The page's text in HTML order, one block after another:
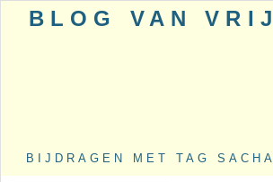
BLOG VAN
BIJDRAGEN MET TAG